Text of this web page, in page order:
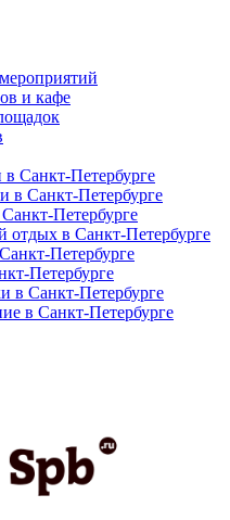
и кафе
Санкт-Петербурге
в Санкт-Петербурге
Петербурге
отдых в Санкт-Петербурге
Петербурге
Петербурге
в Санкт-Петербурге
в Санкт-Петербурге